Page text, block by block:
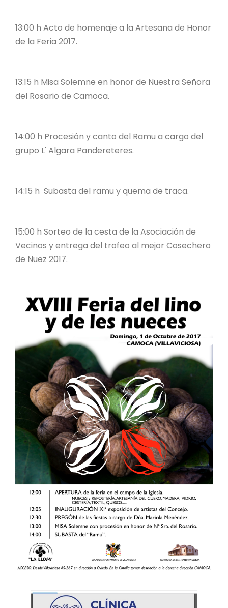
13:00 h Acto de homenaje a la Artesana de Honor
de la Feria 2017.
13:15 h Misa Solemne en honor de Nuestra Señora
del Rosario de Camoca.
14:00 h Procesión y canto del Ramu a cargo del
grupo L' Algara Pandereteres.
14:15 h Subasta del ramu y quema de traca.
15:00 h Sorteo de la cesta de la Asociación de
Vecinos y entrega del trofeo al mejor Cosechero
de Nuez 2017.